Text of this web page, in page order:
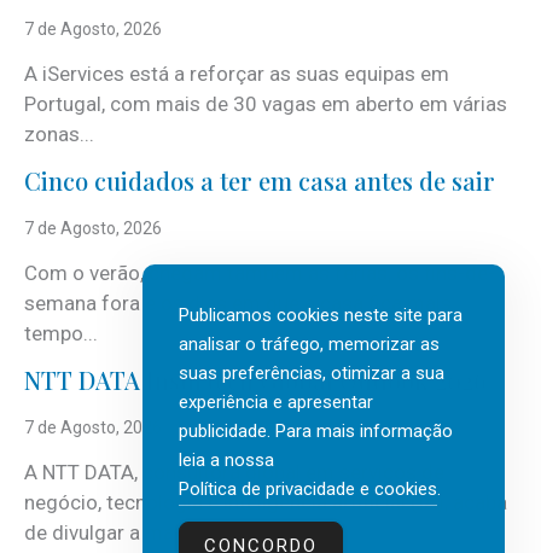
7 de Agosto, 2026
A iServices está a reforçar as suas equipas em
Portugal, com mais de 30 vagas em aberto em várias
zonas...
Cinco cuidados a ter em casa antes de sair
7 de Agosto, 2026
Com o verão, chegam também as férias, os fins-de-
semana fora e os dias em que a casa fica mais
tempo...
NTT DATA Insurtech Global Outlook 2026
7 de Agosto, 2026
A NTT DATA, consultora global em serviços de
negócio, tecnologia e inteligência artificial (IA), acaba
de divulgar a mais recente...
Publicamos cookies neste site para
analisar o tráfego, memorizar as
suas preferências, otimizar a sua
experiência e apresentar
publicidade. Para mais informação
leia a nossa
Política de privacidade e cookies.
CONCORDO